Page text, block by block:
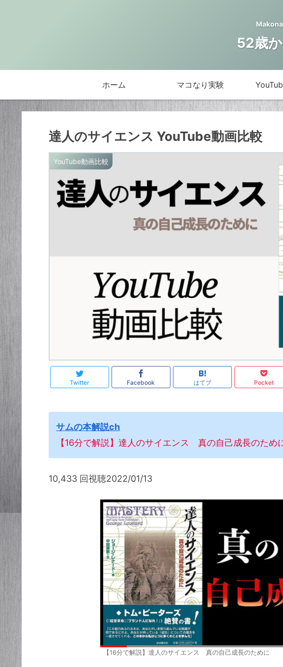
52歳
ホーム マコなり実験
達人のサイエンス YouTube動画比較
YouTube動画比較
Twitter Facebook はてブ Pocket
サムの本解説ch
【16分で解説】達人のサイエンス 真の自己成長のため
10,433 回視聴2022/01/13
【16分で解説】達人のサイエンス 真の自己成長のために